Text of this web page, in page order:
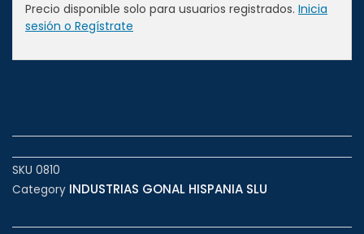
Precio disponible solo para usuarios registrados. Inicia
sesión o Regístrate
SKU 0810
Category INDUSTRIAS GONAL HISPANIA SLU